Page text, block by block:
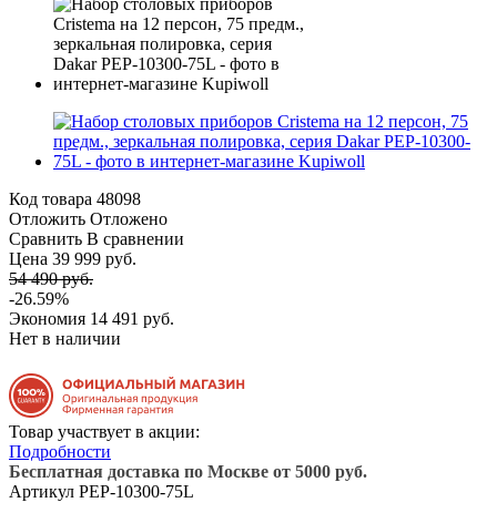
Код товара 48098
Отложить Отложено
Сравнить В сравнении
Цена 39 999 руб.
54 490 руб.
-26.59%
Экономия 14 491 руб.
Нет в наличии
Товар участвует в акции:
Подробности
Бесплатная доставка по Москве от 5000 руб.
Артикул PEP-10300-75L